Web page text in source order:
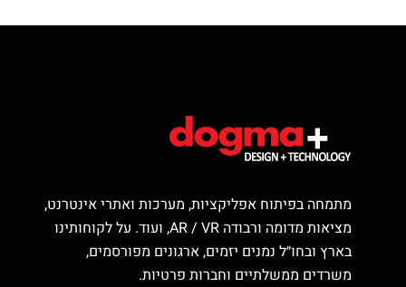
מתמחה בפיתוח אפליקציות, מערכות ואתרי אינטרנט,
מציאות מדומה ורבודה AR / VR, ועוד. על לקוחותינו
בארץ ובחו״ל נמנים יזמים, ארגונים מפורסמים,
משרדים ממשלתיים וחברות פרטיות.